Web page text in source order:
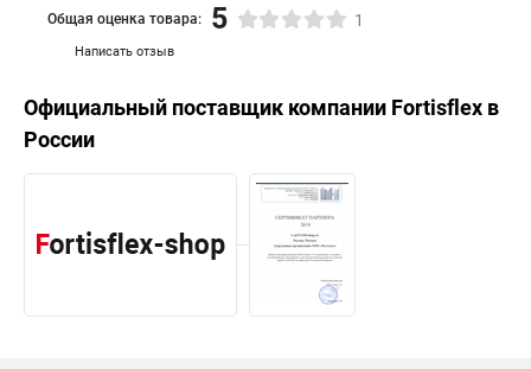
Написать отзыв
Общая оценка товара: 5 1
Официальный поставщик компании Fortisflex в
России